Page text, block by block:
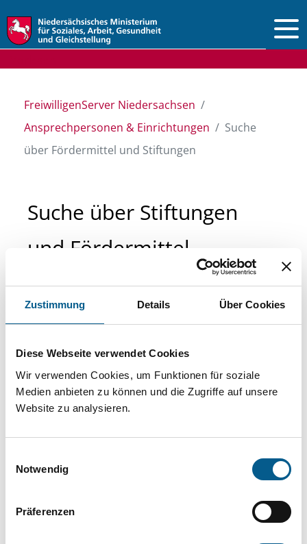
Zustimmung Details Über Cookies
Diese Webseite verwendet Cookies
Wir verwenden Cookies, um Funktionen für soziale
Medien anbieten zu können und die Zugriffe auf unsere
Website zu analysieren.
Notwendig
Präferenzen
FreiwilligenServer Niedersachsen
Ansprechpersonen & Einrichtungen
Suche
über Fördermittel und Stiftungen
Suche über Stiftungen
und Fördermittel
Sie suchen finanzielle Unterstützung für ein
Projekt oder ein Vorhaben? Hier können Sie
Stiftungsdatenbank recherchieren. Bei der
Suche bitte die Groß- und Kleinschreibung
beachten.
können durch die Wahl von Bereichen oder
Suchen